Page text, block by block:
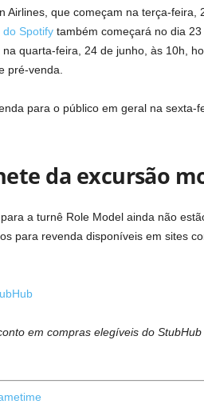
Airlines, que começam na terça-feira,
Spotifytambém começará no dia 23
quarta-feira, 24 de junho, às 10h,
pré-venda.
para o público em geral na sexta-
da excursão
a turnê Role Model ainda não
para revenda disponíveis em sites
em compras elegíveis do